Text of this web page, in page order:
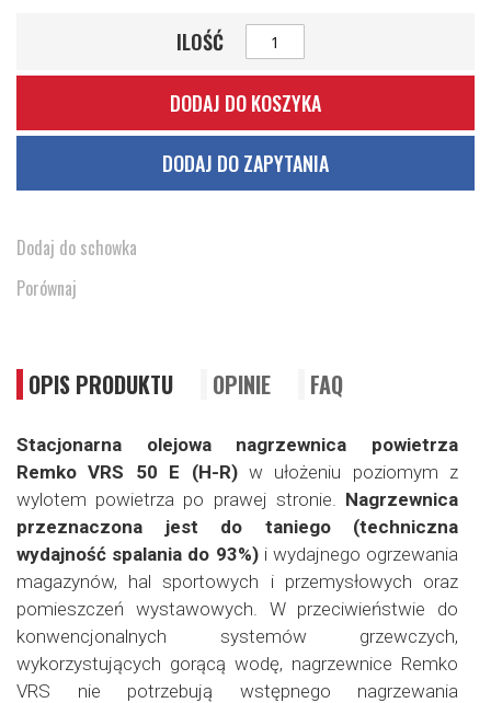
ILOŚĆ
DODAJ DO KOSZYKA
DODAJ DO ZAPYTANIA
Dodaj do schowka
Porównaj
OPIS PRODUKTU OPINIE FAQ
Stacjonarna olejowa nagrzewnica powietrza
Remko VRS 50 E (H-R)w ułożeniu poziomym z
wylotem powietrza po prawej stronie. Nagrzewnica
przeznaczona jest do taniego (techniczna
wydajność spalania do 93%)i wydajnego ogrzewania
magazynów, hal sportowych i przemysłowych oraz
pomieszczeń wystawowych. W przeciwieństwie do
konwencjonalnych systemów grzewczych,
wykorzystujących gorącą wodę, nagrzewnice Remko
VRS nie potrzebują wstępnego nagrzewania